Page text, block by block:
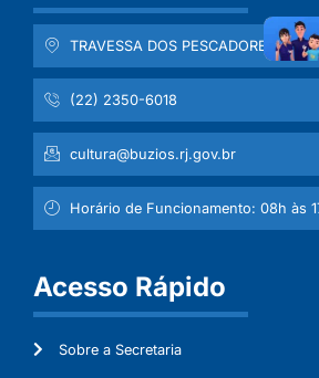
TRAVESSA DOS PESCADORES , Nº
(22) 2350-6018
cultura@buzios.rj.gov.br
Horário de Funcionamento: 08h às
Acesso Rápido
Sobre a Secretaria